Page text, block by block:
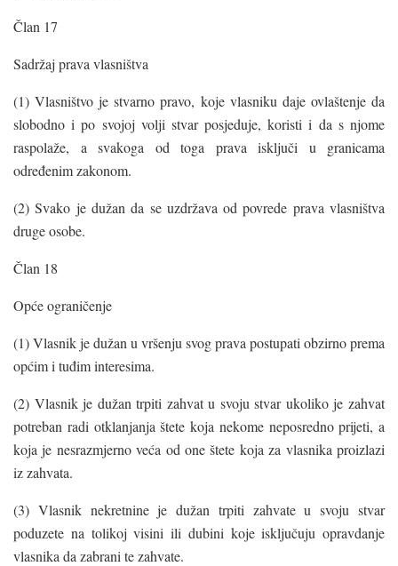
Član 17
Sadržaj prava vlasništva
(1) Vlasništvo je stvarno pravo, koje vlasniku daje ovlaštenje da
slobodno i po svojoj volji stvar posjeduje, koristi i da s njome
raspolaže, a svakoga od toga prava isključi u granicama
određenim zakonom.
(2) Svako je dužan da se uzdržava od povrede prava vlasništva
druge osobe.
Član 18
Opće ograničenje
(1) Vlasnik je dužan u vršenju svog prava postupati obzirno prema
općim i tuđim interesima.
(2) Vlasnik je dužan trpiti zahvat u svoju stvar ukoliko je zahvat
potreban radi otklanjanja štete koja nekome neposredno prijeti, a
koja je nesrazmjerno veća od one štete koja za vlasnika proizlazi
iz zahvata.
(3) Vlasnik nekretnine je dužan trpiti zahvate u svoju stvar
poduzete na tolikoj visini ili dubini koje isključuju opravdanje
vlasnika da zabrani te zahvate.